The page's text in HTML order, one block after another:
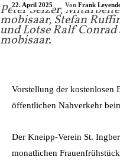
Peter Selzer,
mobisaar, Stefan
und Lotse Ralf
mobisaar.
22. April 2025 Von Frank
Vorstellung der kostenlosen
öffentlichen Nahverkehr
Der Kneipp-Verein St.
monatlichen